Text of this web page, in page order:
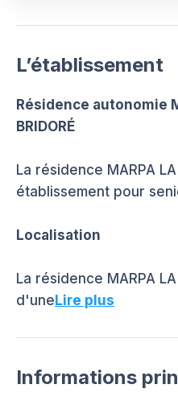
L’établissement
Résidence autonomie
BRIDORÉ
La résidence MARPA LA
établissement pour
Localisation
La résidence MARPA
d'uneLire plus
Informations